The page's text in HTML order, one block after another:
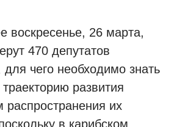
воскресенье, 26 марта,
470 депутатов
чего необходимо знать
траекторию развития
распространения их
в карибском